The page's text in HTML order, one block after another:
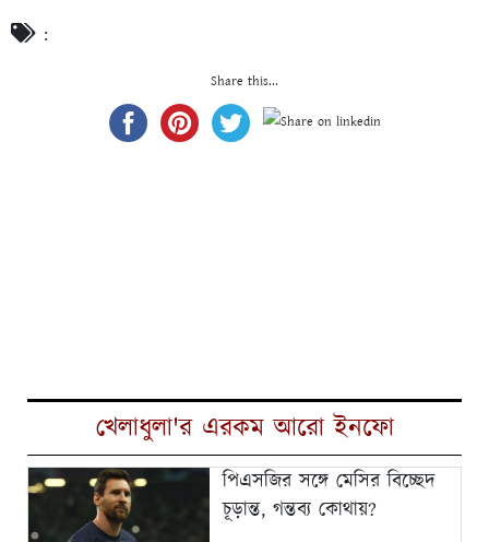
:
Share this...
খেলাধুলা'র এরকম আরো ইনফো
পিএসজির সঙ্গে মেসির বিচ্ছেদ
চূড়ান্ত, গন্তব্য কোথায়?